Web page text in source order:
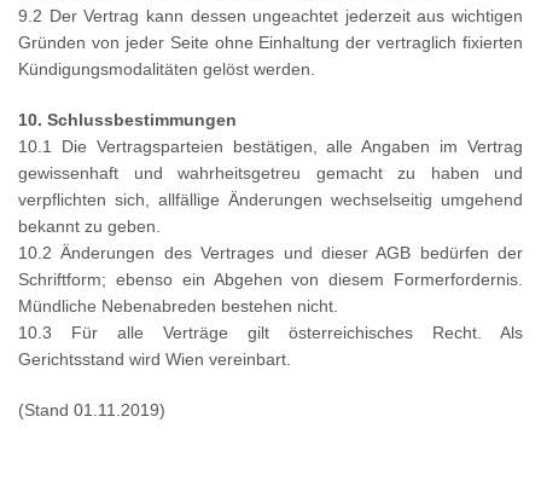
9.2 Der Vertrag kann dessen ungeachtet jederzeit aus wichtigen
Gründen von jeder Seite ohne Einhaltung der vertraglich fixierten
Kündigungsmodalitäten gelöst werden.
10. Schlussbestimmungen
10.1 Die Vertragsparteien bestätigen, alle Angaben im Vertrag
gewissenhaft und wahrheitsgetreu gemacht zu haben und
verpflichten sich, allfällige Änderungen wechselseitig umgehend
bekannt zu geben.
10.2 Änderungen des Vertrages und dieser AGB bedürfen der
Schriftform; ebenso ein Abgehen von diesem Formerfordernis.
Mündliche Nebenabreden bestehen nicht.
10.3 Für alle Verträge gilt österreichisches Recht. Als
Gerichtsstand wird Wien vereinbart.
(Stand 01.11.2019)